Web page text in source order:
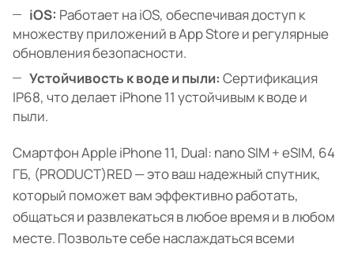
iOS: Работает на iOS, обеспечивая доступ к
множеству приложений в App Store и регулярные
обновления безопасности.
Устойчивость к воде и пыли: Сертификация
IP68, что делает iPhone 11 устойчивым к воде и
пыли.
Смартфон Apple iPhone 11, Dual: nano SIM + eSIM, 64
ГБ, (PRODUCT)RED — это ваш надежный спутник,
который поможет вам эффективно работать,
общаться и развлекаться в любое время и в любом
месте. Позвольте себе наслаждаться всеми